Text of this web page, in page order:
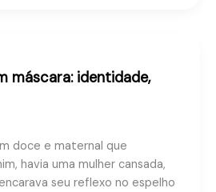
máscara: identidade,
doce e maternal que
havia uma mulher cansada,
seu reflexo no espelho